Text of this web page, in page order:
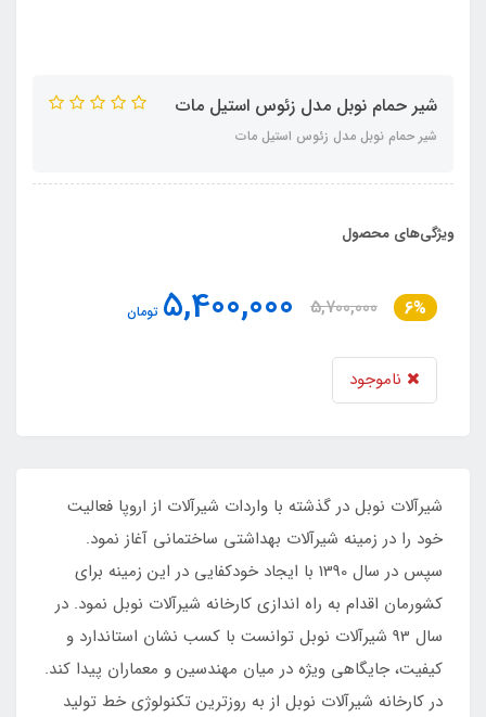
شیر حمام نوبل مدل زئوس استیل مات
شیر حمام نوبل مدل زئوس استیل مات
ویژگی‌های محصول
6%
5,700,000
5,400,000 تومان
ناموجود
شیرآلات نوبل در گذشته با واردات شیرآلات از اروپا فعالیت
خود را در زمینه شیرآلات بهداشتی ساختمانی آغاز نمود.
سپس در سال 1390 با ایجاد خودکفایی در این زمینه برای
کشورمان اقدام به راه اندازی کارخانه شیرآلات نوبل نمود. در
سال 93 شیرآلات نوبل توانست با کسب نشان استاندارد و
کیفیت، جایگاهی ویژه در میان مهندسین و معماران پیدا کند.
در کارخانه شیرآلات نوبل از به روزترین تکنولوژی خط تولید